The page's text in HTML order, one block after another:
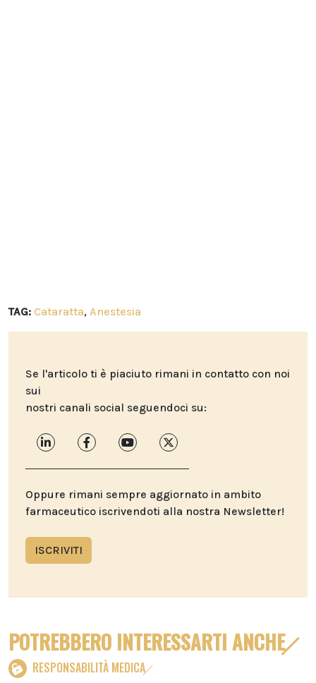
TAG: Cataratta, Anestesia
Se l'articolo ti è piaciuto rimani in contatto con noi
sui
nostri canali social seguendoci su:
Oppure rimani sempre aggiornato in ambito
farmaceutico iscrivendoti alla nostra Newsletter!
ISCRIVITI
POTREBBERO INTERESSARTI ANCHE
RESPONSABILITÀ MEDICA